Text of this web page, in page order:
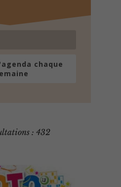
chaque
: 432